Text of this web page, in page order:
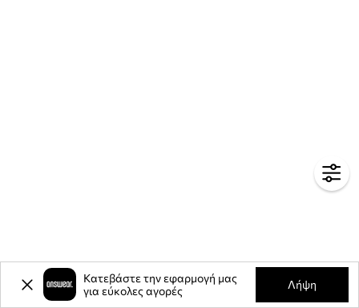
Κατεβάστε την εφαρμογή μας
για εύκολες αγορές
Λήψη